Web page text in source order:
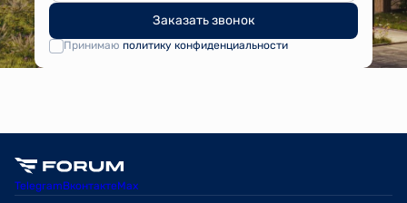
Заказать звонок
Принимаю политику конфиденциальности
TelegramВконтактеMax